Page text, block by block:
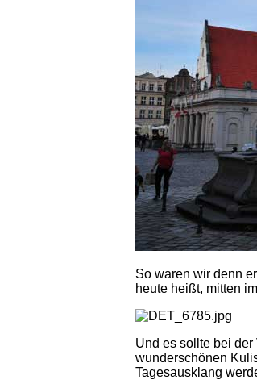
So waren wir denn
heute heißt, mitten
Und es sollte bei
wunderschönen
Tagesausklang